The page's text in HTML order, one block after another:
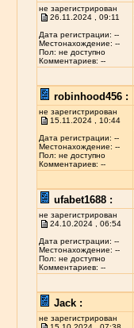
не зарегистрирован
26.11.2024 , 09:11
Дата регистрации: --
Местонахождение: --
Пол: не доступно
Комментариев: --
robinhood456 :
не зарегистрирован
15.11.2024 , 10:44
Дата регистрации: --
Местонахождение: --
Пол: не доступно
Комментариев: --
ufabet1688 :
не зарегистрирован
24.10.2024 , 06:54
Дата регистрации: --
Местонахождение: --
Пол: не доступно
Комментариев: --
Jack :
не зарегистрирован